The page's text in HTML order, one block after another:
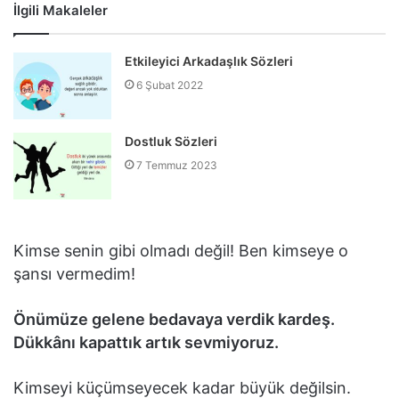
İlgili Makaleler
Etkileyici Arkadaşlık Sözleri
6 Şubat 2022
Dostluk Sözleri
7 Temmuz 2023
Kimse senin gibi olmadı değil! Ben kimseye o
şansı vermedim!
Önümüze gelene bedavaya verdik kardeş.
Dükkânı kapattık artık sevmiyoruz.
Kimseyi küçümseyecek kadar büyük değilsin.